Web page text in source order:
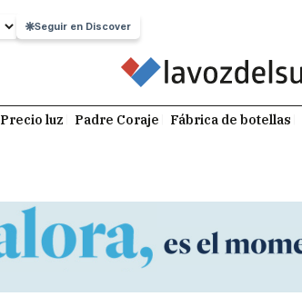
Seguir en Discover
Precio luz Padre Coraje Fábrica de botellas